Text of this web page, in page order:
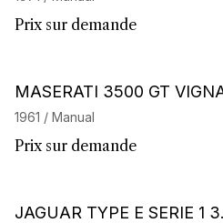
Prix sur demande
Barnes Exclusive
MASERATI 3500 GT
1961 / Manual
Prix sur demande
Barnes Exclusive
JAGUAR TYPE E SERIE 1